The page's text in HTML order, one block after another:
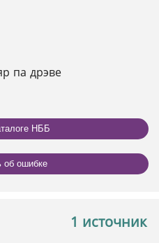
па дрэве
НББ
об ошибке
1 источник